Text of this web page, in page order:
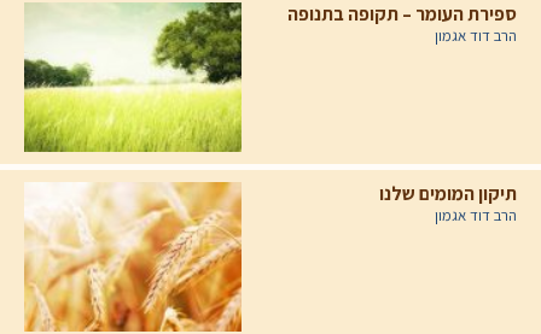
ספירת העומר – תקופה בתנופה
הרב דוד אגמון
תיקון המומים שלנו
הרב דוד אגמון